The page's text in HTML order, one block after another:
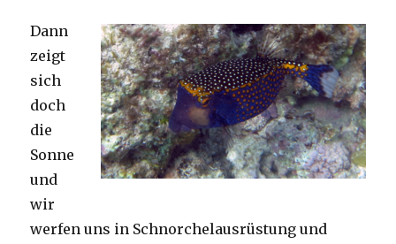
Dann
zeigt
sich
doch
die
Sonne
und
wir
werfen uns in Schnorchelausrüstung und